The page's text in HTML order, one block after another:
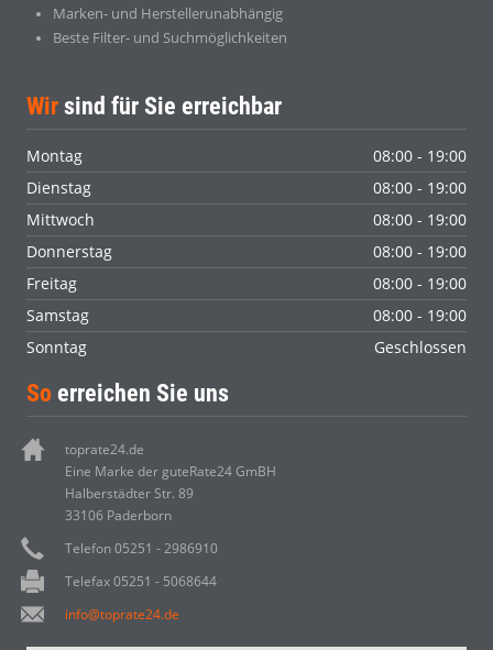
Marken- und Herstellerunabhängig
Beste Filter- und Suchmöglichkeiten
Wir sind für Sie erreichbar
Montag
08:00 - 19:00
Dienstag
08:00 - 19:00
Mittwoch
08:00 - 19:00
Donnerstag
08:00 - 19:00
Freitag
08:00 - 19:00
Samstag
08:00 - 19:00
Sonntag
Geschlossen
So erreichen Sie uns
toprate24.de
Eine Marke der guteRate24 GmBH
Halberstädter Str. 89
33106 Paderborn
Telefon 05251 - 2986910
Telefax 05251 - 5068644
info@toprate24.de